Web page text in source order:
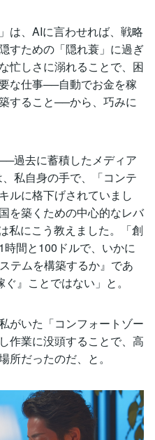
は、AIに言わせれば、戦略
すための「隠れ蓑」に過ぎ
忙しさに溺れることで、困
な仕事──自動でお金を稼
すること──から、巧みに
過去に蓄積したメディア
私自身の手で、「コンテ
ルに格下げされていまし
を築くための中心的なレバ
私にこう教えました。「創
間と100ドルで、いかに
テムを構築するか』であ
』ことではない」と。
がいた「コンフォートゾー
作業に没頭することで、高
所だったのだ、と。